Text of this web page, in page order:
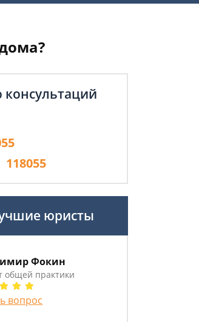
консультаций
118055
юристы
Фокин
общей практики
вопрос